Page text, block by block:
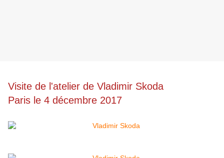
Visite de l'atelier de Vladimir Skoda
Paris le 4 décembre 2017